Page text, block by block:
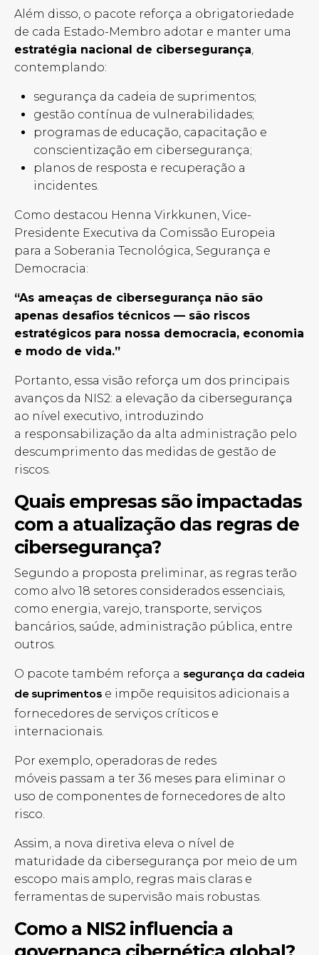
Além disso, o pacote reforça a obrigatoriedade
de cada Estado-Membro adotar e manter uma
estratégia nacional de cibersegurança,
contemplando:
segurança da cadeia de suprimentos;
gestão contínua de vulnerabilidades;
programas de educação, capacitação e
conscientização em cibersegurança;
planos de resposta e recuperação a
incidentes.
Como destacou Henna Virkkunen, Vice-
Presidente Executiva da Comissão Europeia
para a Soberania Tecnológica, Segurança e
Democracia:
“As ameaças de cibersegurança não são
apenas desafios técnicos — são riscos
estratégicos para nossa democracia, economia
e modo de vida.”
Portanto, essa visão reforça um dos principais
avanços da NIS2: a elevação da cibersegurança
ao nível executivo, introduzindo
a responsabilização da alta administração pelo
descumprimento das medidas de gestão de
riscos.
Quais empresas são impactadas
com a atualização das regras de
cibersegurança?
Segundo a proposta preliminar, as regras terão
como alvo 18 setores considerados essenciais,
como energia, varejo, transporte, serviços
bancários, saúde, administração pública, entre
outros.
O pacote também reforça a segurança da cadeia
de suprimentos e impõe requisitos adicionais a
fornecedores de serviços críticos e
internacionais.
Por exemplo, operadoras de redes
móveis passam a ter 36 meses para eliminar o
uso de componentes de fornecedores de alto
risco.
Assim, a nova diretiva eleva o nível de
maturidade da cibersegurança por meio de um
escopo mais amplo, regras mais claras e
ferramentas de supervisão mais robustas.
Como a NIS2 influencia a